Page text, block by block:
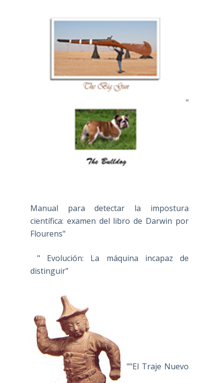
"
Manual para detectar la impostura
científica: examen del libro de Darwin por
Flourens"
" Evolución: La máquina incapaz de
distinguir"
""El Traje Nuevo